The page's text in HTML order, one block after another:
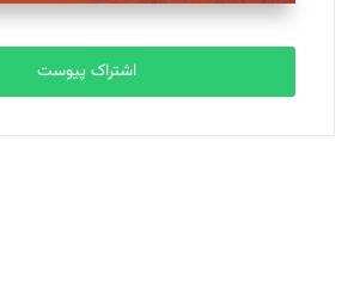
تحریریه
بابک نقاش
تحریریه
اشتراک پیوست